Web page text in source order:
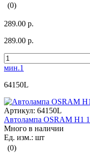
(0)
289.00 р.
289.00 р.
мин.1
64150L
Артикул: 64150L
Автолампа OSRAM H1
Много в наличии
Ед. изм.: шт
(0)